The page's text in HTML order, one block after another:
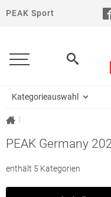
PEAK Sport
Kategorieauswahl
PEAK Germany
enthält 5 Kategorien